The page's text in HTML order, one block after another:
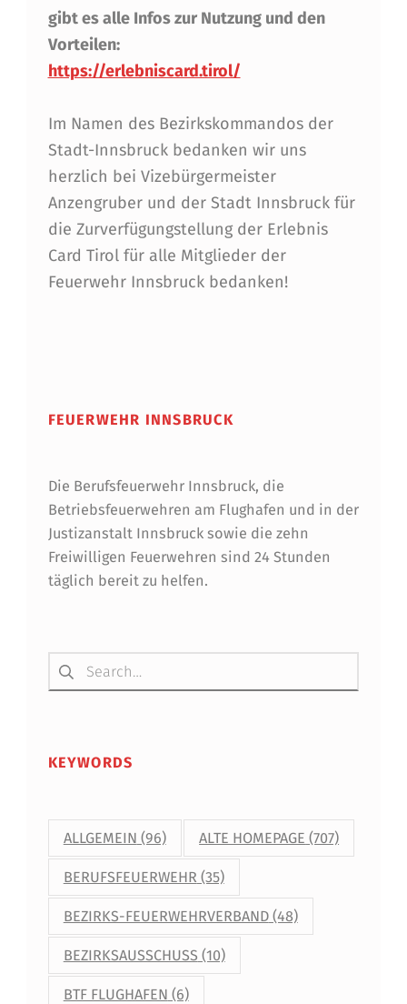
gibt es alle Infos zur Nutzung und den
Vorteilen:
https://erlebniscard.tirol/
Im Namen des Bezirkskommandos der
Stadt-Innsbruck bedanken wir uns
herzlich bei Vizebürgermeister
Anzengruber und der Stadt Innsbruck für
die Zurverfügungstellung der Erlebnis
Card Tirol für alle Mitglieder der
Feuerwehr Innsbruck bedanken!
FEUERWEHR INNSBRUCK
Die Berufsfeuerwehr Innsbruck, die
Betriebsfeuerwehren am Flughafen und in der
Justizanstalt Innsbruck sowie die zehn
Freiwilligen Feuerwehren sind 24 Stunden
täglich bereit zu helfen.
Suchen nach:
KEYWORDS
ALLGEMEIN (96) ALTE HOMEPAGE (707)
BERUFSFEUERWEHR (35)
BEZIRKS-FEUERWEHRVERBAND(48)
BEZIRKSAUSSCHUSS (10)
BTF FLUGHAFEN (6)